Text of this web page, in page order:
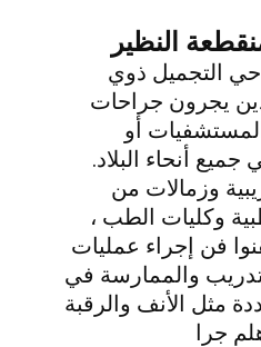
النظير
التجميل ذوي
يجرون جراحات
أو
أنحاء البلاد.
وزمالات من
وكليات الطب ،
فن إجراء عمليات
والممارسة في
مثل الأنف والرقبة
جرا